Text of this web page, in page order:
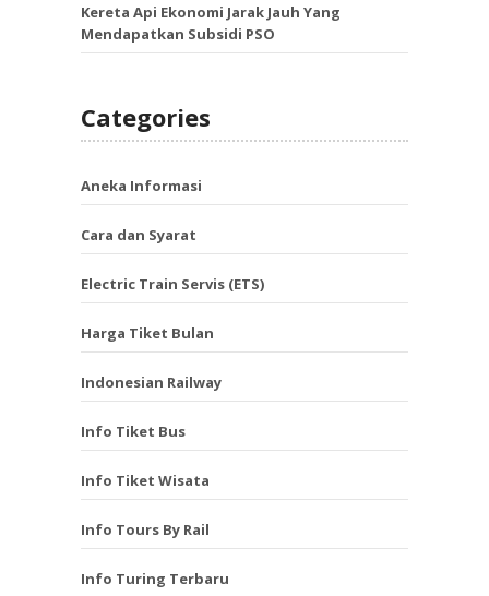
Kereta Api Ekonomi Jarak Jauh Yang
Mendapatkan Subsidi PSO
Categories
Aneka Informasi
Cara dan Syarat
Electric Train Servis (ETS)
Harga Tiket Bulan
Indonesian Railway
Info Tiket Bus
Info Tiket Wisata
Info Tours By Rail
Info Turing Terbaru